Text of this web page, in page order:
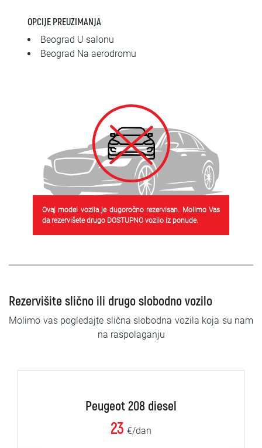
OPCIJE PREUZIMANJA
Beograd U salonu
Beograd Na aerodromu
Ovaj model vozila je dugoročno rezervisan. Molimo Vas
da rezervišete drugo DOSTUPNO vozilo iz ponude.
Rezervišite slično ili drugo slobodno vozilo
Molimo vas pogledajte slična slobodna vozila koja su nam
na raspolaganju
Peugeot 208 diesel
23 €/dan